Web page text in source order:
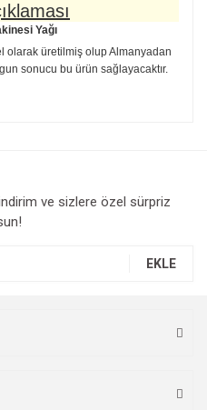
Yağı
olarak üretilmiş olup Almanyadan
sonucu bu ürün sağlayacaktır.
görüntülenemiyor.
bulunuyor.
ve sizlere özel sürpriz
EKLE